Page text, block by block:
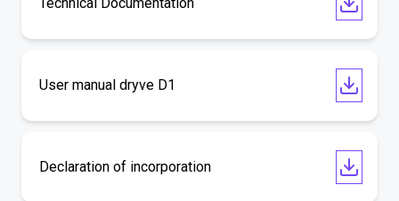
User manual dryve D1
Declaration of incorporation